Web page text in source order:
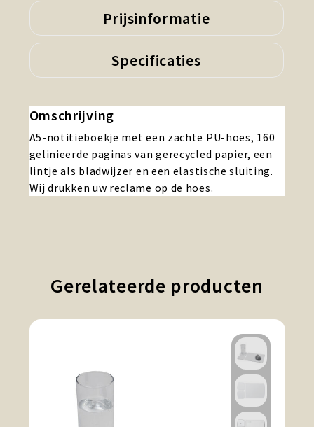
Prijsinformatie
Specificaties
Omschrijving
A5-notitieboekje met een zachte PU-hoes, 160
gelinieerde paginas van gerecycled papier, een
lintje als bladwijzer en een elastische sluiting.
Wij drukken uw reclame op de hoes.
Gerelateerde producten